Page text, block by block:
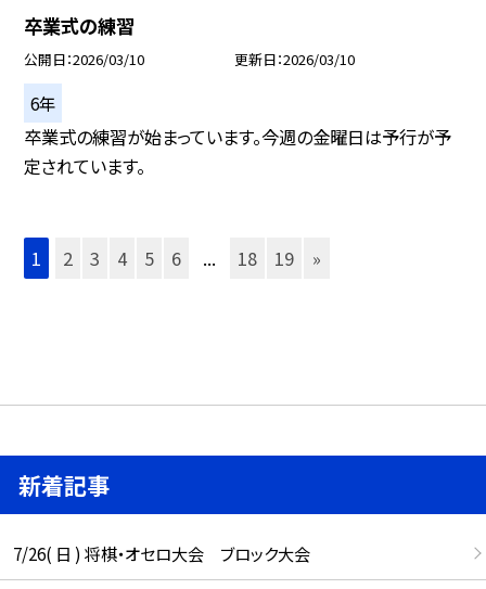
卒業式の練習
公開日 2026/03/10 更新日 2026/03/10
6年
卒業式の練習が始まっています。今週の金曜日は予行が予
定されています。
1 2 3 4 5 6 ... 18 19 »
新着記事
7/26( 日 ) 将棋・オセロ大会 ブロック大会